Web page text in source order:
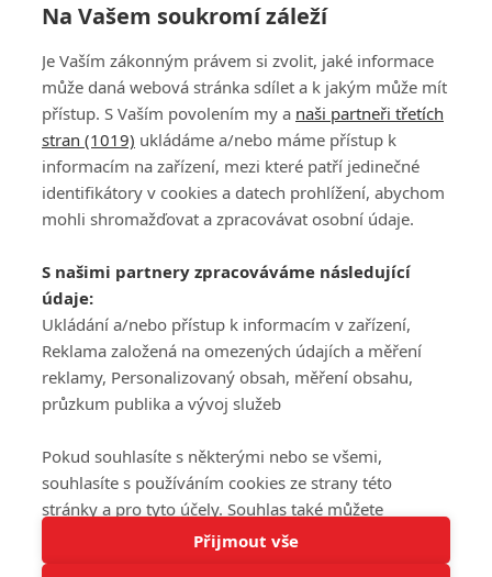
Tato stránka používá soubory cookies.
PŘIHLÁSIT
REGISTROVAT
DISKUZE
Šéfredaktorkou webu jePetr Slavík, e-mailserialy@fandimefilmu.cz
Máte-li zájem o inzerci na našem webu napište nám na e-mail
studio@koncal.com
Ochrana osobních údajů|Zásady používání cookies |Pravidla webu
Upravit nastavení soukromí
© 2016 – 2026 FandimeSerialum.cz / All rights reserved /
Na Vašem soukromí záleží
Je Vaším zákonným právem si zvolit, jaké informace
může daná webová stránka sdílet a k jakým může mít
přístup. S Vaším povolením my a naši partneři třetích
stran (1019) ukládáme a/nebo máme přístup k
informacím na zařízení, mezi které patří jedinečné
identifikátory v cookies a datech prohlížení, abychom
mohli shromažďovat a zpracovávat osobní údaje.
S našimi partnery zpracováváme následující
údaje:
Ukládání a/nebo přístup k informacím v zařízení,
Reklama založená na omezených údajích a měření
reklamy, Personalizovaný obsah, měření obsahu,
průzkum publika a vývoj služeb
Pokud souhlasíte s některými nebo se všemi,
souhlasíte s používáním cookies ze strany této
stránky a pro tyto účely. Souhlas také můžete
odmítnout, ale v takovém případě vám na stránce
nebudou k dispozici některé personalizované funkce.
Přijmout vše